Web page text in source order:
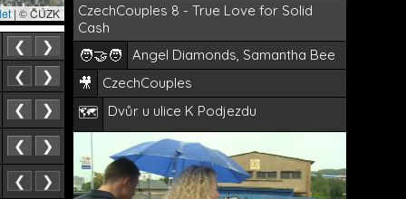
| © ČÚZK
❮
❯
❮
❯
❮
❯
❮
❯
❮
❯
CzechCouples 8 - True Love for Solid
Cash
🧑‍🤝‍🧑 Angel Diamonds, Samantha Bee
🎥 CzechCouples
🗺️ Dvůr u ulice K Podjezdu